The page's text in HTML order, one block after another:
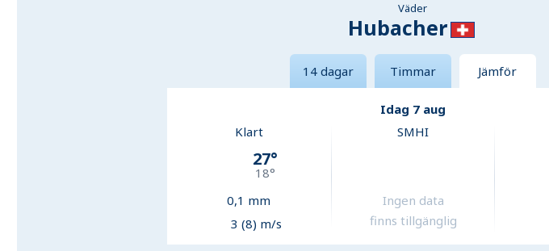
Väder
Hubacher
14 dagar Timmar Jämför
Idag 7 aug
Klart
27°
18°
0,1 mm
3 (8) m/s
SMHI
Ingen data
finns tillgänglig